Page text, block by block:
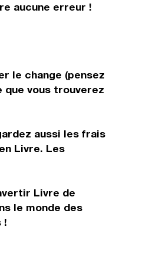
aucune erreur !
le change (pensez
que vous trouverez
aussi les frais
Livre. Les
Livre de
le monde des
!